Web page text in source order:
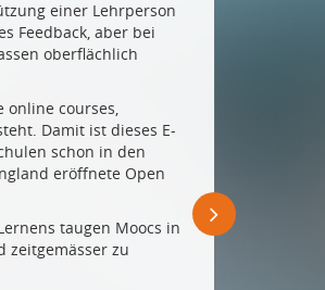
einer Lehrperson
Feedback, aber bei
oberflächlich
online courses,
Damit ist dieses E-
schon in den
eröffnete Open
taugen Moocs in
zeitgemässer zu